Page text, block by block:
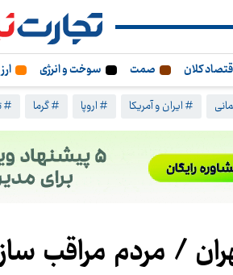
کلان صمت سوخت و انرژی
# ایران و آمریکا # اروپا # گرما #
/ مردم مراقب